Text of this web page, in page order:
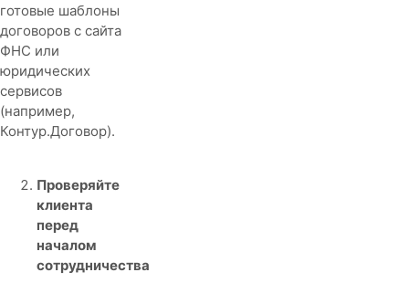
готовые шаблоны
договоров с сайта
ФНС или
юридических
сервисов
(например,
Контур.Договор).
Проверяйте
клиента
перед
началом
сотрудничества